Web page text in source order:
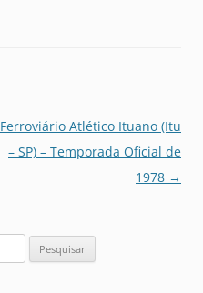
Ferroviário Atlético Ituano (Itu
– SP) – Temporada Oficial de
1978 →